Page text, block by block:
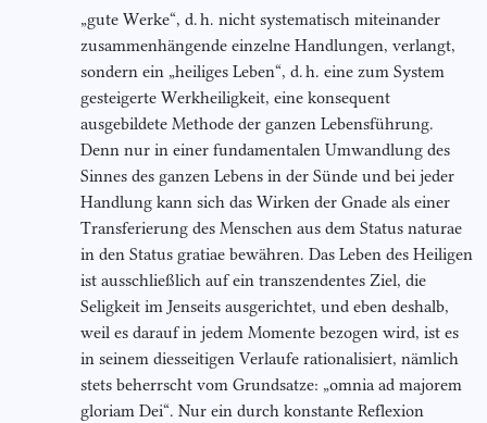
„gute Werke“, d. h. nicht systematisch miteinander
zusammenhängende einzelne Handlungen, verlangt,
sondern ein „heiliges Leben“, d. h. eine zum System
gesteigerte Werkheiligkeit, eine konsequent
ausgebildete Methode der ganzen Lebensführung.
Denn nur in einer fundamentalen Umwandlung des
Sinnes des ganzen Lebens in der Sünde und bei jeder
Handlung kann sich das Wirken der Gnade als einer
Transferierung des Menschen aus dem Status naturae
in den Status gratiae bewähren. Das Leben des Heiligen
ist ausschließlich auf ein transzendentes Ziel, die
Seligkeit im Jenseits ausgerichtet, und eben deshalb,
weil es darauf in jedem Momente bezogen wird, ist es
in seinem diesseitigen Verlaufe rationalisiert, nämlich
stets beherrscht vom Grundsatze: „omnia ad majorem
gloriam Dei“. Nur ein durch konstante Reflexion